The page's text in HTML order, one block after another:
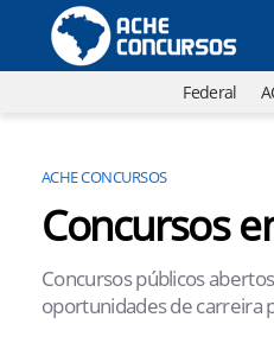
Federal
ACHE CONCURSOS
Concursos
Concursos públicos
oportunidades de carreira